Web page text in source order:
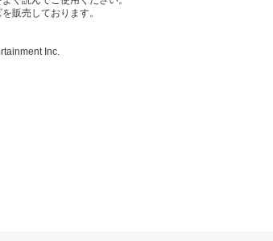
販売しております。
Inc.